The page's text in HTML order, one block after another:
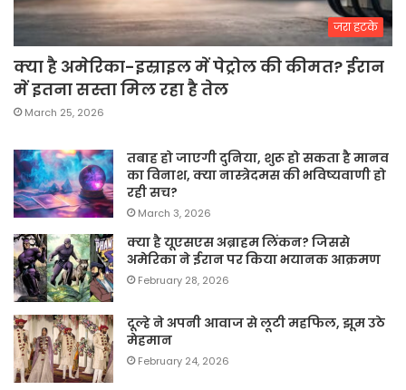
जरा हटके
क्या है अमेरिका-इस्राइल में पेट्रोल की कीमत? ईरान
में इतना सस्ता मिल रहा है तेल
March 25, 2026
तबाह हो जाएगी दुनिया, शुरू हो सकता है मानव
का विनाश, क्या नास्त्रेदमस की भविष्यवाणी हो
रही सच?
March 3, 2026
क्या है यूएसएस अब्राहम लिंकन? जिससे
अमेरिका ने ईरान पर किया भयानक आक्रमण
February 28, 2026
दूल्हे ने अपनी आवाज से लूटी महफिल, झूम उठे
मेहमान
February 24, 2026